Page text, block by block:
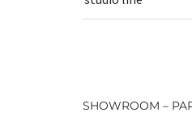
SHOWROOM –